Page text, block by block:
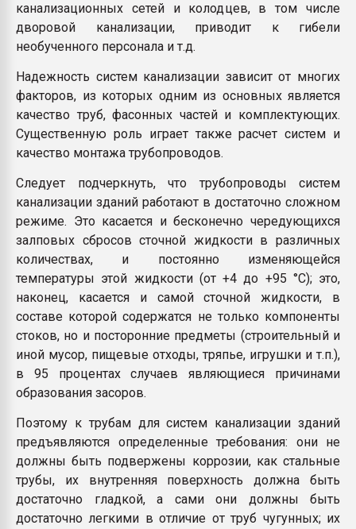
канализационных сетей и колодцев, в том числе
дворовой канализации, приводит к гибели
необученного персонала и т.д.
Надежность систем канализации зависит от многих
факторов, из которых одним из основных является
качество труб, фасонных частей и комплектующих.
Существенную роль играет также расчет систем и
качество монтажа трубопроводов.
Следует подчеркнуть, что трубопроводы систем
канализации зданий работают в достаточно сложном
режиме. Это касается и бесконечно чередующихся
залповых сбросов сточной жидкости в различных
количествах, и постоянно изменяющейся
температуры этой жидкости (от +4 до +95 °С); это,
наконец, касается и самой сточной жидкости, в
составе которой содержатся не только компоненты
стоков, но и посторонние предметы (строительный и
иной мусор, пищевые отходы, тряпье, игрушки и т.п.),
в 95 процентах случаев являющиеся причинами
образования засоров.
Поэтому к трубам для систем канализации зданий
предъявляются определенные требования: они не
должны быть подвержены коррозии, как стальные
трубы, их внутренняя поверхность должна быть
достаточно гладкой, а сами они должны быть
достаточно легкими в отличие от труб чугунных; их